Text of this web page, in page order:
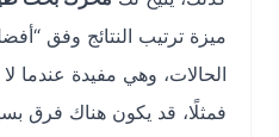
ميزة ترتيب النتائج وفق “أفضل
الحالات، وهي مفيدة عندما لا
فمثلًا، قد يكون هناك فرق بسيط